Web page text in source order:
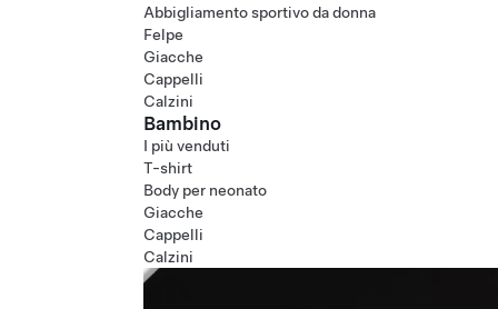
Abbigliamento sportivo da donna
Felpe
Giacche
Cappelli
Calzini
Bambino
I più venduti
T-shirt
Body per neonato
Giacche
Cappelli
Calzini